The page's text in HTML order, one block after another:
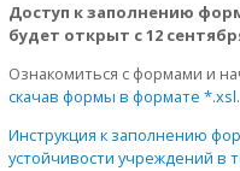
Доступ к заполнению
будет открыт с 12
Ознакомиться с формами и
скачав формы в формате *.xsl.
Инструкция к заполнению
устойчивости учреждений в